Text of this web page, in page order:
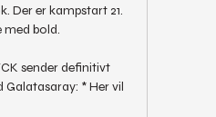
Der er kampstart 21.
med bold.
sender definitivt
* Her vil